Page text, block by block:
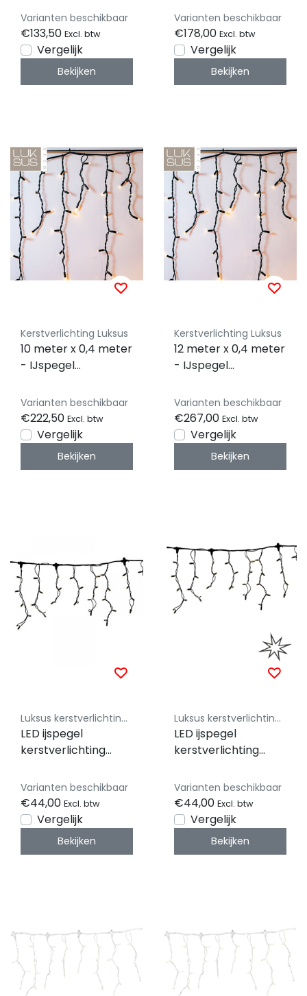
LED’s – zwarte kabel
- professioneel -
IP65 waterdicht -
LUKSUS
Varianten beschikbaar
€133,50 Excl. btw
Vergelijk
Bekijken
LED’s – zwarte kabel
- professioneel -
IP65 waterdicht -
LUKSUS
Varianten beschikbaar
€178,00 Excl. btw
Vergelijk
Bekijken
Kerstverlichting Luksus
10 meter x 0,4 meter
- IJspegel
LED’s – zwarte kabel
- professioneel -
IP65 waterdicht -
LUKSUS
Varianten beschikbaar
€222,50 Excl. btw
Vergelijk
Bekijken
Kerstverlichting Luksus
12 meter x 0,4 meter
- IJspegel
LED’s – zwarte kabel
- professioneel -
IP65 waterdicht -
LUKSUS
Varianten beschikbaar
€267,00 Excl. btw
Vergelijk
Bekijken
Luksus kerstverlichting koppelbaar 230V
LED ijspegel
kerstverlichting
3000K – Zwart snoer
– Professioneel 230V
systeem (IP65)
Varianten beschikbaar
€44,00 Excl. btw
Vergelijk
Bekijken
Luksus kerstverlichting koppelbaar 230V
LED ijspegel
kerstverlichting
3000K + flitsend
warm wit – Zwart
snoer – 230V
systeem (IP65)
Varianten beschikbaar
€44,00 Excl. btw
Vergelijk
Bekijken